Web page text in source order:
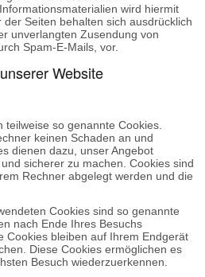
wird hiermit
Seiten behalten sich ausdrücklich
unverlangten Zusendung von
Spam-E-Mails, vor.
Website
teilweise so genannte Cookies.
keinen Schaden an und
dienen dazu, unser Angebot
sicherer zu machen. Cookies sind
Rechner abgelegt werden und die
Cookies sind so genannte
nach Ende Ihres Besuchs
Cookies bleiben auf Ihrem Endgerät
Diese Cookies ermöglichen es
Besuch wiederzuerkennen.